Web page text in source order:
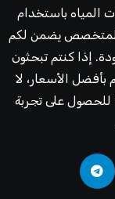
المياه باستخدام
المتخصص يضمن لكم
إذا كنتم تبحثون
الأسعار، لا
تترددوا في الاتصال بنا اليوم على 70067311 للحصول على تجربة